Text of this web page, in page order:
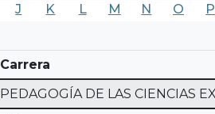
J K L M N O P
Carrera
PEDAGOGÍA DE LAS CIENCIAS